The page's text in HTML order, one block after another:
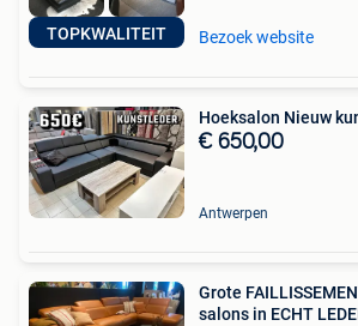
TOPKWALITEIT Bezoek website
Hoeksalon Nieuw
€ 650,00
Antwerpen
Grote
salons in ECHT